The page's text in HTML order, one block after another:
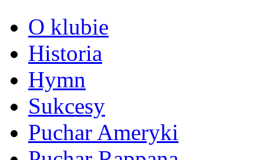
O klubie
Historia
Hymn
Sukcesy
Puchar Ameryki